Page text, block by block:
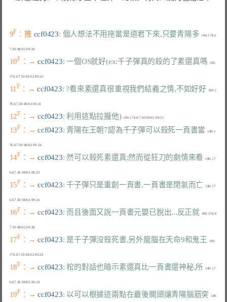
9F ：推 ccf0423: 個人想法不用拖當是道君下來,只要青陽多
  180.176.6
10F ：→ ccf0423: 一個OS就好(ex:千子彈真的殺的了素還真嗎
  180.
11F ：→ ccf0423: ?看來素還真很重視我們結義之情,不如好好
  180.1
12F ：→ ccf0423: 利用這點拉攏他)
13F ：→ ccf0423: 青陽在王朝7認為千子彈可以殺死一頁書當
  180.1
14F ：→ ccf0423: 然可以殺死素還真;然而從狂刀的劇情來看
  180.17
6.67.30 08/02 09:25
15F ：→ ccf0423: 千子彈只是重創一頁書,一頁書是閉氣而亡
  180.17
6.67.30 08/02 09:26
16F ：→ ccf0423: 而且後面又說一頁書元嬰已脫出...反正就
  180.176.6
17F ：→ ccf0423: 是千子彈沒殺死書,另外龍腦在天命9和鬼王
  180.
18F ：→ ccf0423: 棺的對話也暗示素還真比一頁書還神秘,所
  180.17
6.67.30 08/02 09:30
19F ：→ ccf0423: 以可以根據這兩點在最後關頭讓青陽腦筋突
  180.